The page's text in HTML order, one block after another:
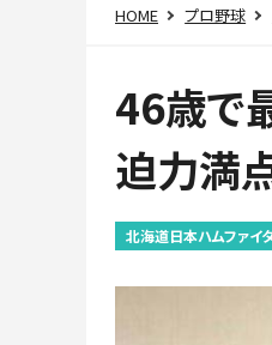
HOME プロ野球
46歳で
迫力満
北海道日本ハムファイ